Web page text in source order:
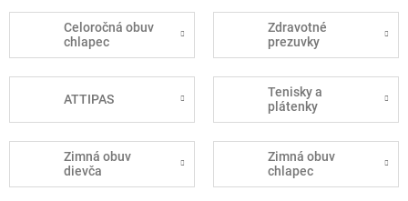
Celoročná obuv
chlapec
Zdravotné
prezuvky
ATTIPAS
Tenisky a
plátenky
Zimná obuv
dievča
Zimná obuv
chlapec